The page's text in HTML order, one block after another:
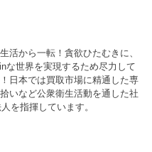
活から一転！貪欲ひたむきに、
な世界を実現するため尽力して
日本では買取市場に精通した専
いなど公衆衛生活動を通した社
を指揮しています。